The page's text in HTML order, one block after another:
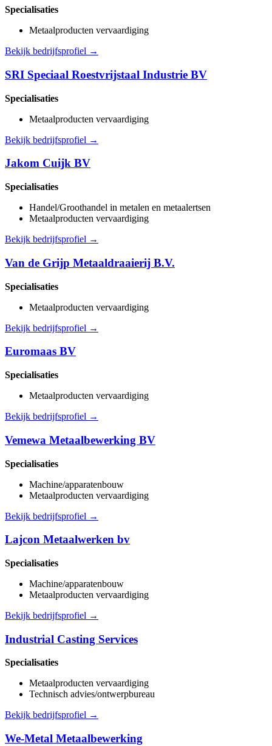
Specialisaties
Metaalproducten vervaardiging
Bekijk bedrijfsprofiel →
SRI Speciaal Roestvrijstaal Industrie BV
Specialisaties
Metaalproducten vervaardiging
Bekijk bedrijfsprofiel →
Jakom Cuijk BV
Specialisaties
Handel/Groothandel in metalen en metaalertsen
Metaalproducten vervaardiging
Bekijk bedrijfsprofiel →
Van de Grijp Metaaldraaierij B.V.
Specialisaties
Metaalproducten vervaardiging
Bekijk bedrijfsprofiel →
Euromaas BV
Specialisaties
Metaalproducten vervaardiging
Bekijk bedrijfsprofiel →
Vemewa Metaalbewerking BV
Specialisaties
Machine/apparatenbouw
Metaalproducten vervaardiging
Bekijk bedrijfsprofiel →
Lajcon Metaalwerken bv
Specialisaties
Machine/apparatenbouw
Metaalproducten vervaardiging
Bekijk bedrijfsprofiel →
Industrial Casting Services
Specialisaties
Metaalproducten vervaardiging
Technisch advies/ontwerpbureau
Bekijk bedrijfsprofiel →
We-Metal Metaalbewerking